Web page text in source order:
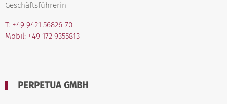
Geschäftsführerin
T: +49 9421 56826-70
Mobil: +49 172 9355813
PERPETUA GMBH